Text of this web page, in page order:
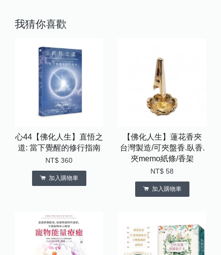
我猜你喜歡
心44【佛化人生】直悟之
道: 當下覺醒的修行指南
NT$ 360
加入購物車
【佛化人生】蓮花香夾
台灣製造/可夾盤香.臥香.
夾memo紙條/香架
NT$ 58
加入購物車